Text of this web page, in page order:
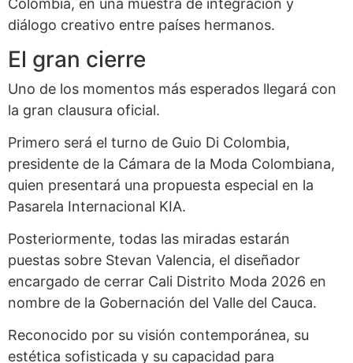
Colombia, en una muestra de integración y
diálogo creativo entre países hermanos.
El gran cierre
Uno de los momentos más esperados llegará con
la gran clausura oficial.
Primero será el turno de Guio Di Colombia,
presidente de la Cámara de la Moda Colombiana,
quien presentará una propuesta especial en la
Pasarela Internacional KIA.
Posteriormente, todas las miradas estarán
puestas sobre Stevan Valencia, el diseñador
encargado de cerrar Cali Distrito Moda 2026 en
nombre de la Gobernación del Valle del Cauca.
Reconocido por su visión contemporánea, su
estética sofisticada y su capacidad para